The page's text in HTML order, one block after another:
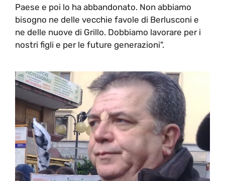
Paese e poi lo ha abbandonato. Non abbiamo
bisogno ne delle vecchie favole di Berlusconi e
ne delle nuove di Grillo. Dobbiamo lavorare per i
nostri figli e per le future generazioni".